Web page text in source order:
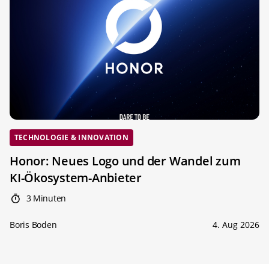
TECHNOLOGIE & INNOVATION
Honor: Neues Logo und der Wandel zum
KI-Ökosystem-Anbieter
3 Minuten
Boris Boden 4. Aug 2026